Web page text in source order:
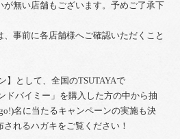
無い店舗もございます。予めご了承下
事前に各店舗様へご確認いただくこと
】として、全国のTSUTAYAで
ドバイミー」を購入した方の中から抽
名に当たるキャンペーンの実施も決
れるハガキをご覧ください！